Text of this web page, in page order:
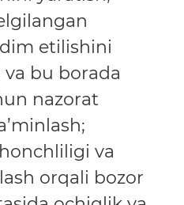
etilishini
bu borada
nazorat
va
orqali bozor